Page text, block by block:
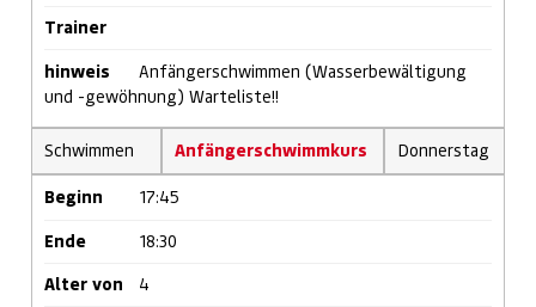
Trainer
hinweis
Anfängerschwimmen (Wasserbewältigung
und -gewöhnung) Warteliste!!
Schwimmen Anfängerschwimmkurs Donnerstag
Beginn 17:45
Ende 18:30
Alter von 4